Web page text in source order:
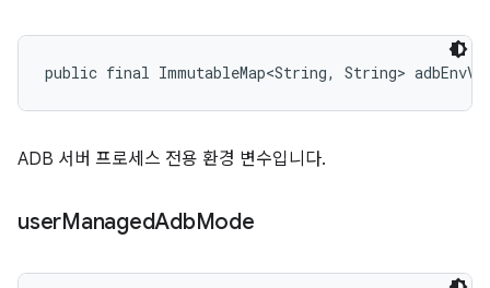
public final ImmutableMap<String, String>
ADB 서버 프로세스 전용 환경 변수입니다.
userManagedAdbMode